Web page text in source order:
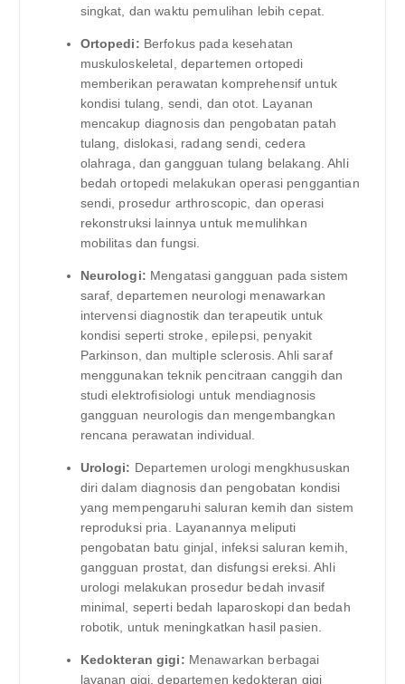
singkat, dan waktu pemulihan lebih cepat.
Ortopedi: Berfokus pada kesehatan
muskuloskeletal, departemen ortopedi
memberikan perawatan komprehensif untuk
kondisi tulang, sendi, dan otot. Layanan
mencakup diagnosis dan pengobatan patah
tulang, dislokasi, radang sendi, cedera
olahraga, dan gangguan tulang belakang. Ahli
bedah ortopedi melakukan operasi penggantian
sendi, prosedur arthroscopic, dan operasi
rekonstruksi lainnya untuk memulihkan
mobilitas dan fungsi.
Neurologi: Mengatasi gangguan pada sistem
saraf, departemen neurologi menawarkan
intervensi diagnostik dan terapeutik untuk
kondisi seperti stroke, epilepsi, penyakit
Parkinson, dan multiple sclerosis. Ahli saraf
menggunakan teknik pencitraan canggih dan
studi elektrofisiologi untuk mendiagnosis
gangguan neurologis dan mengembangkan
rencana perawatan individual.
Urologi: Departemen urologi mengkhususkan
diri dalam diagnosis dan pengobatan kondisi
yang mempengaruhi saluran kemih dan sistem
reproduksi pria. Layanannya meliputi
pengobatan batu ginjal, infeksi saluran kemih,
gangguan prostat, dan disfungsi ereksi. Ahli
urologi melakukan prosedur bedah invasif
minimal, seperti bedah laparoskopi dan bedah
robotik, untuk meningkatkan hasil pasien.
Kedokteran gigi: Menawarkan berbagai
layanan gigi, departemen kedokteran gigi